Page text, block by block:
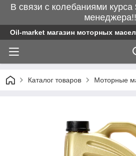
В связи с колебаниями курса
Oil-market магазин моторных
Каталог товаров Моторные